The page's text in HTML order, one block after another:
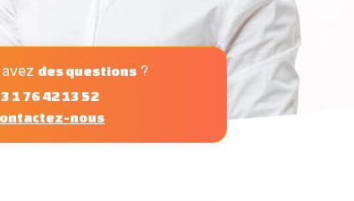
des questions?
1 76 42 13 52
nous